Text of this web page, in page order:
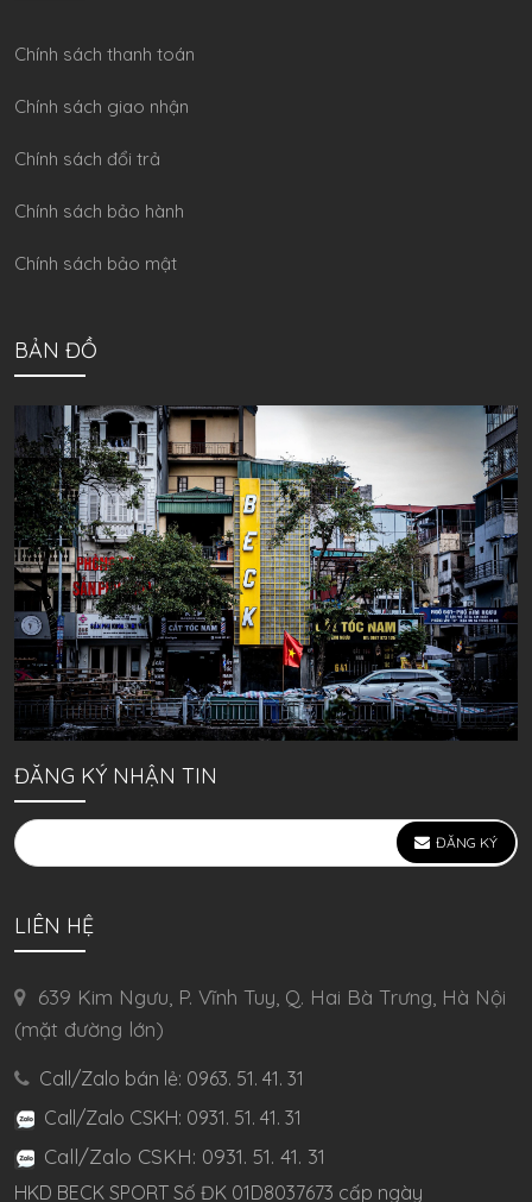
Chính sách thanh toán
Chính sách giao nhận
Chính sách đổi trả
Chính sách bảo hành
Chính sách bảo mật
BẢN ĐỒ
ĐĂNG KÝ NHẬN TIN
ĐĂNG KÝ
LIÊN HỆ
639 Kim Ngưu, P. Vĩnh Tuy, Q. Hai Bà Trưng, Hà Nội
(mặt đường lớn)
Call/Zalo bán lẻ: 0963. 51. 41. 31
Call/Zalo CSKH: 0931. 51. 41. 31
Call/Zalo CSKH: 0931. 51. 41. 31
HKD BECK SPORT Số ĐK 01D8037673 cấp ngày